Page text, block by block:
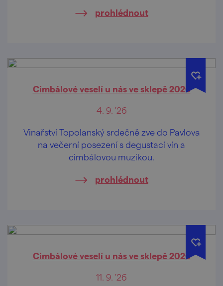
prohlédnout
Cimbálové veselí u nás ve sklepě 2026
4. 9. '26
Vinařství Topolanský srdečně zve do Pavlova
na večerní posezení s degustací vín a
cimbálovou muzikou.
prohlédnout
Cimbálové veselí u nás ve sklepě 2026
11. 9. '26